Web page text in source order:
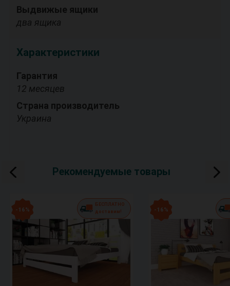
Выдвижые ящики
два ящика
Характеристики
Гарантия
12 месяцев
Страна производитель
Украина
Рекомендуемые товары
- 16 %
БЕСПЛАТНО
доставим!
- 16 %